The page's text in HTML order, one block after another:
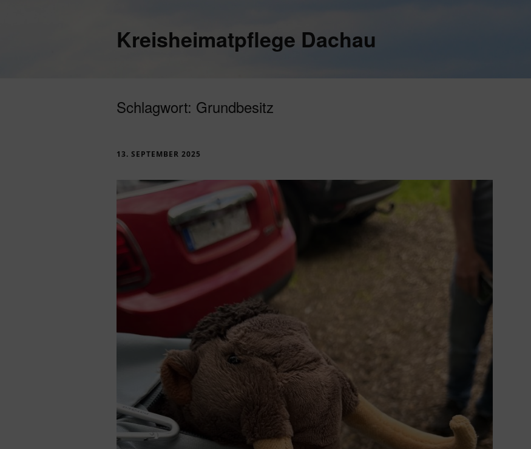
Kreisheimatpflege Dachau
Schlagwort: Grundbesitz
13. SEPTEMBER 2025